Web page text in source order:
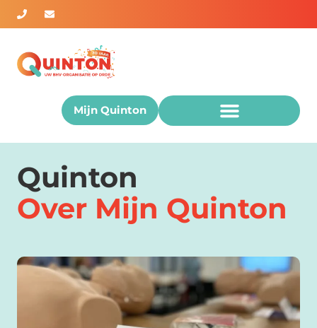
Mijn Quinton
Over Mijn Quinton
Quinton